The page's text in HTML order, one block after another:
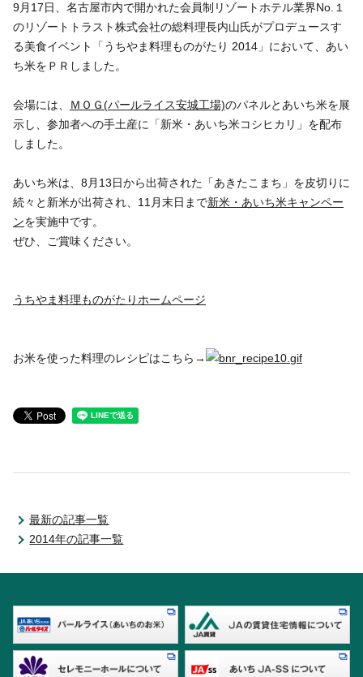
9月17日、名古屋市内で開かれた会員制リゾートホテル業界No.１
のリゾートトラスト株式会社の総料理長内山氏がプロデュースす
る美食イベント「うちやま料理ものがたり 2014」において、あい
ち米をＰＲしました。
会場には、 ＭＯＧ(パールライス安城工場)のパネルとあいち米を展
示し、参加者への手土産に「新米・あいち米コシヒカリ」を配布
しました。
あいち米は、8月13日から出荷された「あきたこまち」を皮切りに
続々と新米が出荷され、11月末日まで新米・あいち米キャンペー
ンを実施中です。
ぜひ、ご賞味ください。
うちやま料理ものがたりホームページ
お米を使った料理のレシピはこちら→
最新の記事一覧
2014年の記事一覧